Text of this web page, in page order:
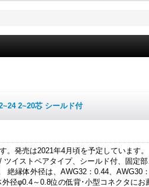
2~20芯 シールド付
。発売は2021年4月頃を予定しています
イストペアタイプ、シールド付、固定
絶縁体外径は、AWG32：0.44、AWG30
径φ0.4～0.8位の低背･小型コネクタにお